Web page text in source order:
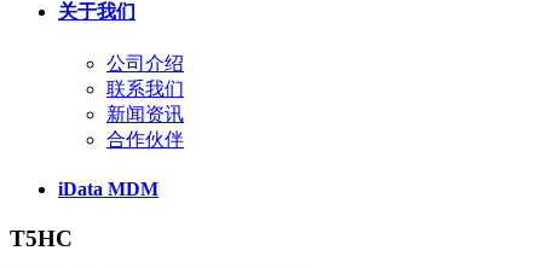
关于我们
公司介绍
联系我们
新闻资讯
合作伙伴
iData MDM
T5HC